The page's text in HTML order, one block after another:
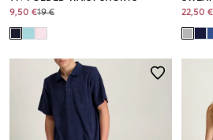
9,50 €19 €
22,50 €